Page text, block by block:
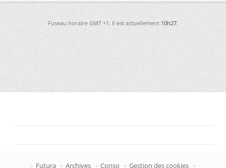
Fuseau horaire GMT +1. Il est actuellement10h27.
- Futura - Archives - Conso - Gestion des cookies -